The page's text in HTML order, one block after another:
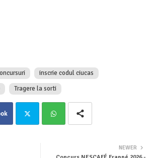
inscrie codul ciucas
Tragere la sorti
NEWER